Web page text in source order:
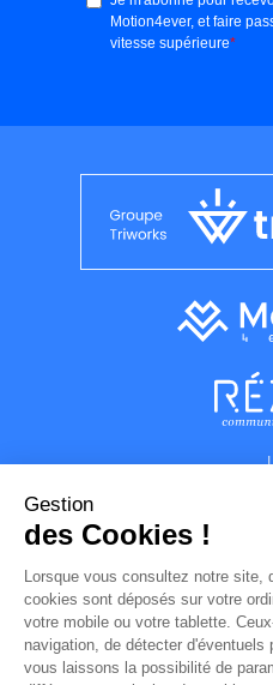
Gestion
des Cookies !
Lorsque vous consultez notre site,
cookies sont déposés sur votre
votre mobile ou votre tablette.
navigation, de détecter d'éventuels
vous laissons la possibilité de